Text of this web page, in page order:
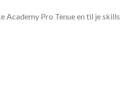
Academy Pro Tenue en til je skills